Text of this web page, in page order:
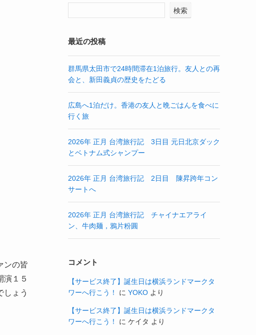
ンの皆
演１５
しょう
検索
最近の投稿
群馬県太田市で24時間滞在1泊旅行。友人との再
会と、新田義貞の歴史をたどる
広島へ1泊だけ。香港の友人と晩ごはんを食べに
行く旅
2026年 正月 台湾旅行記 3日目 元日北京ダック
とベトナム式シャンプー
2026年 正月 台湾旅行記 2日目 陳昇跨年コン
サートへ
2026年 正月 台湾旅行記 チャイナエアライ
ン、牛肉麺，鴉片粉圓
コメント
【サービス終了】誕生日は横浜ランドマークタ
ワーへ行こう！
に YOKO より
【サービス終了】誕生日は横浜ランドマークタ
ワーへ行こう！
に ケイタ より